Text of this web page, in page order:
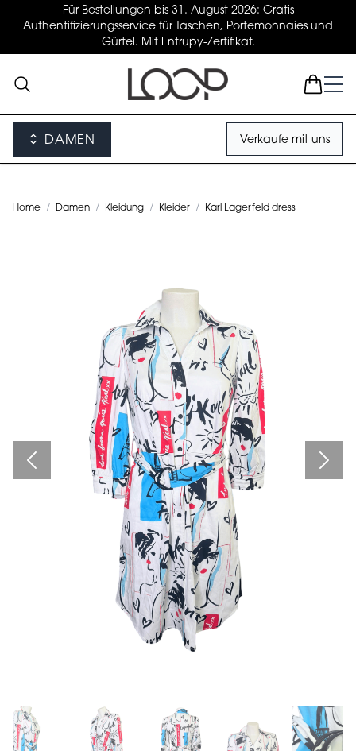
Für Bestellungen bis 31. August 2026: Gratis
Authentifizierungsservice für Taschen, Portemonnaies und
Gürtel. Mit Entrupy-Zertifikat.
DAMEN Verkaufe mit uns
Home / Damen / Kleidung / Kleider / Karl Lagerfeld dress